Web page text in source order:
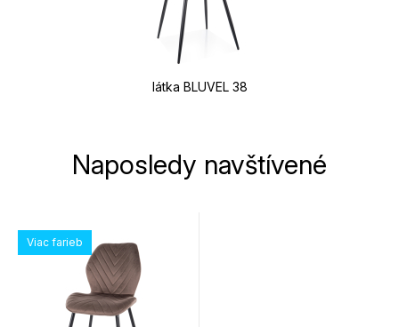
látka BLUVEL 38
Naposledy navštívené
Viac farieb